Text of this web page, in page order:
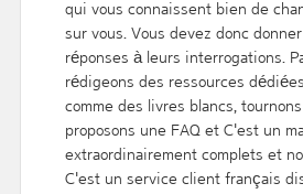
qui vous connaissent bien de
sur vous. Vous devez donc
réponses à leurs interrogations.
rédigeons des ressources
comme des livres blancs,
proposons une FAQ et C'est un
extraordinairement complets et
C'est un service client français